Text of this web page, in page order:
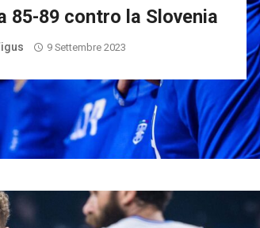
85-89 contro la Slovenia
9 Settembre 2023